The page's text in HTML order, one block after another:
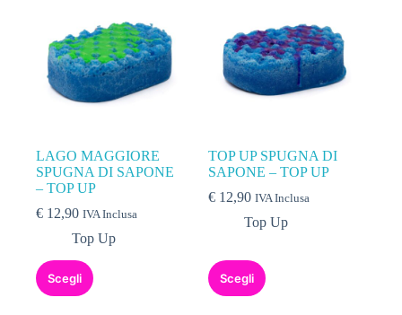
LAGO MAGGIORE
SPUGNA DI SAPONE
– TOP UP
€ 12,90 IVA Inclusa
Top Up
Scegli
TOP UP SPUGNA DI
SAPONE – TOP UP
€ 12,90 IVA Inclusa
Top Up
Scegli